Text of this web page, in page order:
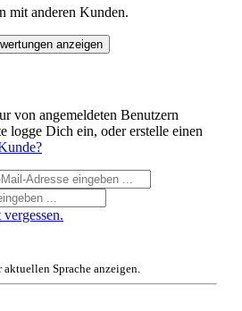
mit anderen Kunden.
anzeigen
von angemeldeten Benutzern
logge Dich ein, oder erstelle einen
Sprache anzeigen.